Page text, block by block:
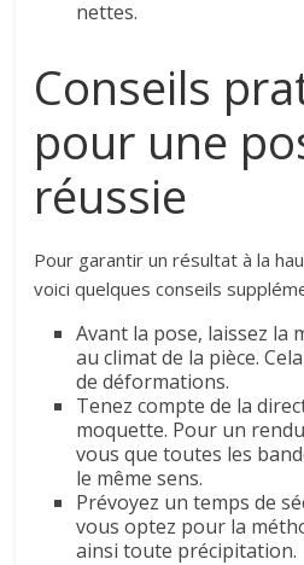
nettes.
Conseils
pour une
réussie
Pour garantir un résultat à la
voici quelques conseils
Avant la pose, laissez la
au climat de la pièce.
de déformations.
Tenez compte de la
moquette. Pour un
vous que toutes les
le même sens.
Prévoyez un temps de
vous optez pour la
ainsi toute précipitation.